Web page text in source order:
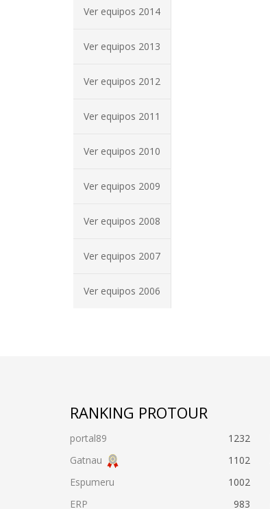
Ver equipos 2014
Ver equipos 2013
Ver equipos 2012
Ver equipos 2011
Ver equipos 2010
Ver equipos 2009
Ver equipos 2008
Ver equipos 2007
Ver equipos 2006
RANKING PROTOUR
portal89
1232
Gatnau
1102
Espumeru
1002
ERP
983